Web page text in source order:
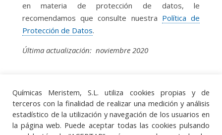
en materia de protección de datos, le
recomendamos que consulte nuestra Política de
Protección de Datos.
Última actualización: noviembre 2020
Químicas Meristem, S.L. utiliza cookies propias y de
terceros con la finalidad de realizar una medición y análisis
estadístico de la utilización y navegación de los usuarios en
la página web. Puede aceptar todas las cookies pulsando